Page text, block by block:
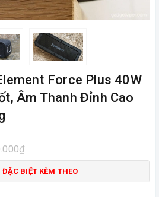
Force Plus 40W
Âm Thanh Đỉnh Cao
BIỆT KÈM THEO